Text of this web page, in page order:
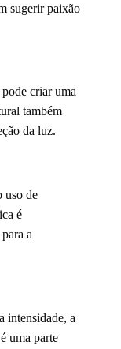
sugerir paixão
criar uma
também
da luz.
uso de
é
a
intensidade, a
uma parte